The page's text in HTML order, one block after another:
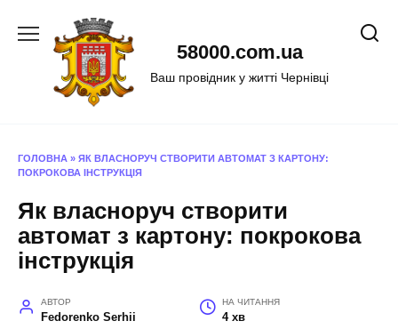
58000.com.ua
Ваш провідник у житті Чернівці
ГОЛОВНА » ЯК ВЛАСНОРУЧ СТВОРИТИ АВТОМАТ З КАРТОНУ:
ПОКРОКОВА ІНСТРУКЦІЯ
Як власноруч створити
автомат з картону: покрокова
інструкція
АВТОР
Fedorenko Serhii
НА ЧИТАННЯ
4 хв